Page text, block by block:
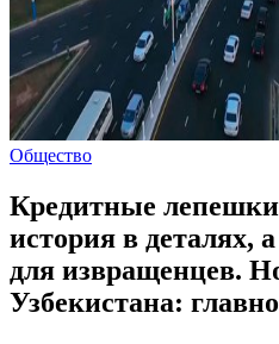
Общество
Кредитные
история в деталях,
для извращенцев.
Узбекистана: